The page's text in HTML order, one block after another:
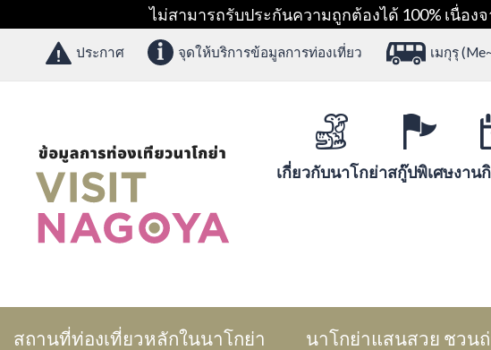
ไม่สามารถรับประกันความถูกต้องได้ 100% เนื่อ
ประกาศ จุดให้บริการข้อมูลการท่องเที่ยว เมกุรุ
เกี่ยวกับนาโกย่าสกู๊ปพิเศษงาน
สถานที่ท่องเที่ยวหลักในนาโกย่า นาโกย่าแสนสวย ชวน